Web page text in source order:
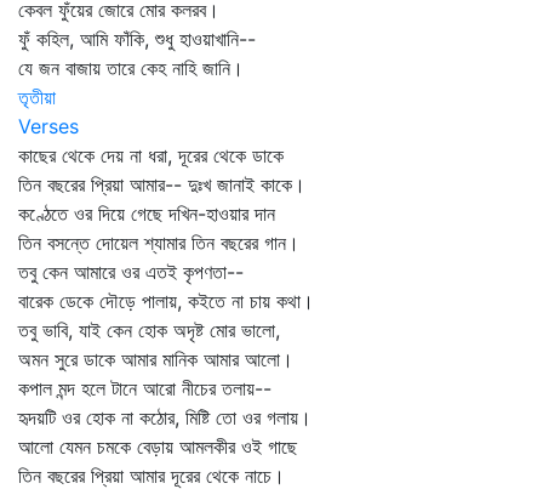
কেবল ফুঁয়ের জোরে মোর কলরব।
ফুঁ কহিল, আমি ফাঁকি, শুধু হাওয়াখানি--
যে জন বাজায় তারে কেহ নাহি জানি।
তৃতীয়া
Verses
কাছের থেকে দেয় না ধরা, দূরের থেকে ডাকে
তিন বছরের প্রিয়া আমার-- দুঃখ জানাই কাকে।
কণ্ঠেতে ওর দিয়ে গেছে দখিন-হাওয়ার দান
তিন বসন্তে দোয়েল শ্যামার তিন বছরের গান।
তবু কেন আমারে ওর এতই কৃপণতা--
বারেক ডেকে দৌড়ে পালায়, কইতে না চায় কথা।
তবু ভাবি, যাই কেন হোক অদৃষ্ট মোর ভালো,
অমন সুরে ডাকে আমার মানিক আমার আলো।
কপাল মন্দ হলে টানে আরো নীচের তলায়--
হৃদয়টি ওর হোক না কঠোর, মিষ্টি তো ওর গলায়।
আলো যেমন চমকে বেড়ায় আমলকীর ওই গাছে
তিন বছরের প্রিয়া আমার দূরের থেকে নাচে।